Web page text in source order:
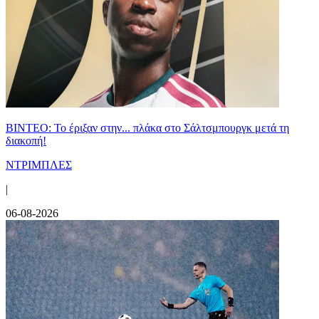
ΒΙΝΤΕΟ: Το έριξαν στην... πλάκα στο Σάλτσμπουργκ μετά τη
διακοπή!
ΝΤΡΙΜΠΛΕΣ
|
06-08-2026